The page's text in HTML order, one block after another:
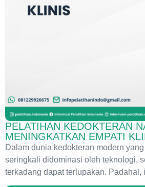
PELATIHAN KEDOKTERAN
MENINGKATKAN EMPATI
Dalam dunia kedokteran modern
seringkali didominasi oleh teknologi,
terkadang dapat terlupakan. Padahal,